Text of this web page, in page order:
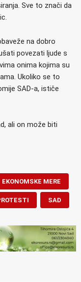
Sve to znači da
na dobro
povezati ljude s
onima kojima su
Ukoliko se to
SAD-a, ističe
ali on može biti
EKONOMSKE MERE
SAD